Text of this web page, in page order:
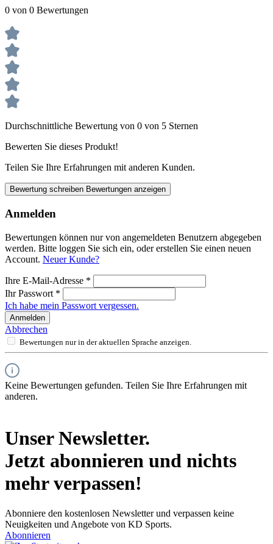
0 von 0 Bewertungen
Durchschnittliche Bewertung von 0 von 5 Sternen
Bewerten Sie dieses Produkt!
Teilen Sie Ihre Erfahrungen mit anderen Kunden.
Bewertung schreiben Bewertungen anzeigen
Anmelden
Bewertungen können nur von angemeldeten Benutzern abgegeben
werden. Bitte loggen Sie sich ein, oder erstellen Sie einen neuen
Account. Neuer Kunde?
Ihre E-Mail-Adresse *
Ihr Passwort *
Ich habe mein Passwort vergessen.
Anmelden
Abbrechen
Bewertungen nur in der aktuellen Sprache anzeigen.
Keine Bewertungen gefunden. Teilen Sie Ihre Erfahrungen mit
anderen.
Unser Newsletter.
Jetzt abonnieren und nichts
mehr verpassen!
Abonniere den kostenlosen Newsletter und verpassen keine
Neuigkeiten und Angebote von KD Sports.
Abonnieren